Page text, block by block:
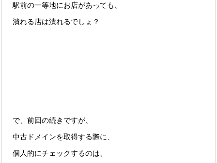
駅前の一等地にお店があっても、
潰れる店は潰れるでしょ？
で、前回の続きですが、
中古ドメインを取得する際に、
個人的にチェックするのは、